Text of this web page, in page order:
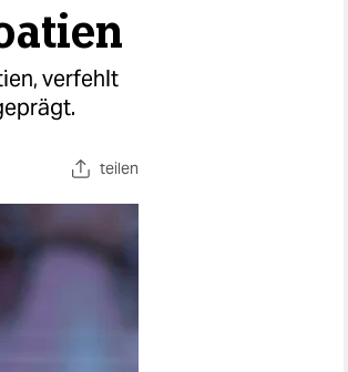
verfehlt
teilen